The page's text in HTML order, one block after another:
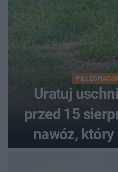
Uratuj
przed 15
nawóz,